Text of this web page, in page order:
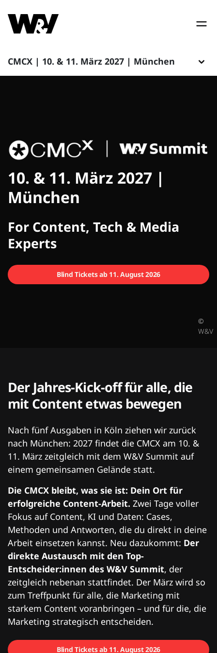
CMCX | 10. & 11. März 2027 | München
CMCX
10. & 11. März 2027 |
München
For Content, Tech & Media
Experts
Blind Tickets ab 11. August 2026
©
W&V
Der Jahres-Kick-off für alle, die
mit Content etwas bewegen
Nach fünf Ausgaben in Köln ziehen wir zurück
nach München: 2027 findet die CMCX am 10. &
11. März zeitgleich mit dem W&V Summit auf
einem gemeinsamen Gelände statt.
Die CMCX bleibt, was sie ist: Dein Ort für
erfolgreiche Content-Arbeit. Zwei Tage voller
Fokus auf Content, KI und Daten: Cases,
Methoden und Antworten, die du direkt in deine
Arbeit einsetzen kannst. Neu dazukommt: Der
direkte Austausch mit den Top-
Entscheider:innen des W&V Summit, der
zeitgleich nebenan stattfindet. Der März wird so
zum Treffpunkt für alle, die Marketing mit
starkem Content voranbringen – und für die, die
Marketing strategisch entscheiden.
Blind Tickets ab 11. August 2026